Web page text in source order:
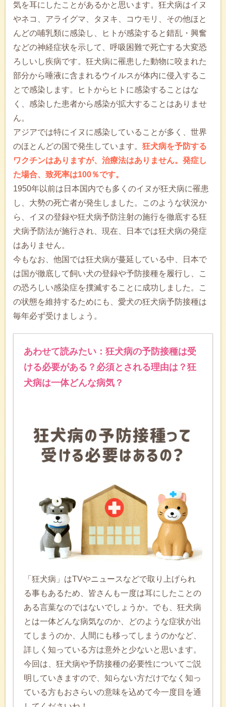
気を耳にしたことがあるかと思います。狂犬病はイヌ
やネコ、アライグマ、タヌキ、コウモリ、その他ほと
んどの哺乳類に感染し、ヒトが感染すると錯乱・興奮
などの神経症状を示して、呼吸困難で死亡する大変恐
ろしいし疾病です。狂犬病に罹患した動物に咬まれた
部分から唾液に含まれるウイルスが体内に侵入するこ
とで感染します。ヒトからヒトに感染することはな
く、感染した患者から感染が拡大することはありませ
ん。
アジアでは特にイヌに感染していることが多く、世界
のほとんどの国で発生しています。 狂犬病を予防する
ワクチンはありますが、治療法はありません。発症し
た場合、致死率は100％です。
1950年以前は日本国内でも多くのイヌが狂犬病に罹患
し、大勢の死亡者が発生しました。このような状況か
ら、イヌの登録や狂犬病予防注射の施行を徹底する狂
犬病予防法が施行され、現在、日本では狂犬病の発症
はありません。
今もなお、他国では狂犬病が蔓延している中、日本で
は国が徹底して飼い犬の登録や予防接種を履行し、こ
の恐ろしい感染症を撲滅することに成功しました。こ
の状態を維持するためにも、愛犬の狂犬病予防接種は
毎年必ず受けましょう。
あわせて読みたい：狂犬病の予防接種は受
ける必要がある？必須とされる理由は？狂
犬病は一体どんな病気？
「狂犬病」はTVやニュースなどで取り上げられ
る事もあるため、皆さんも一度は耳にしたことの
ある言葉なのではないでしょうか。でも、狂犬病
とは一体どんな病気なのか、どのような症状が出
てしまうのか、人間にも移ってしまうのかなど、
詳しく知っている方は意外と少ないと思います。
今回は、狂犬病や予防接種の必要性についてご説
明していきますので、知らない方だけでなく知っ
ている方もおさらいの意味を込めて今一度目を通